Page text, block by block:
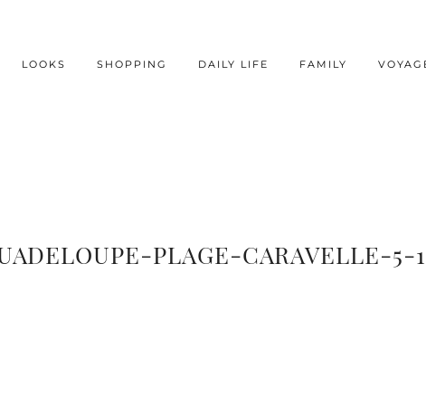
LOOKS SHOPPING DAILY LIFE FAMILY
PLAGE-CARAVELLE-5-1